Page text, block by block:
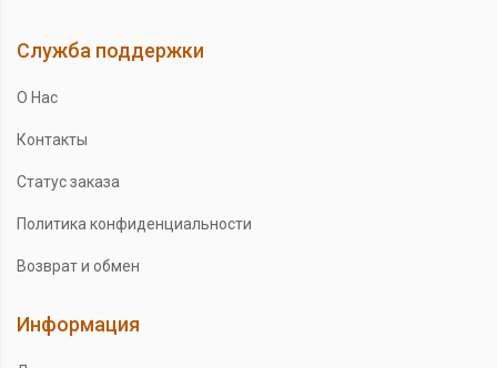
Служба поддержки
О Нас
Контакты
Статус заказа
Политика конфиденциальности
Возврат и обмен
Информация